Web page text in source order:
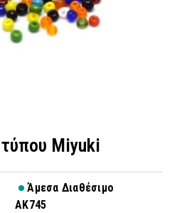
Miyuki
Άμεσα Διαθέσιμο
AK745